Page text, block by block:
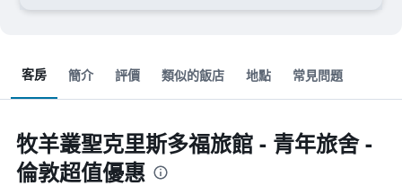
客房 簡介 評價 類似的飯店 地點 常見問題
牧羊叢聖克里斯多福旅館 - 青年旅舍 -
倫敦超值優惠